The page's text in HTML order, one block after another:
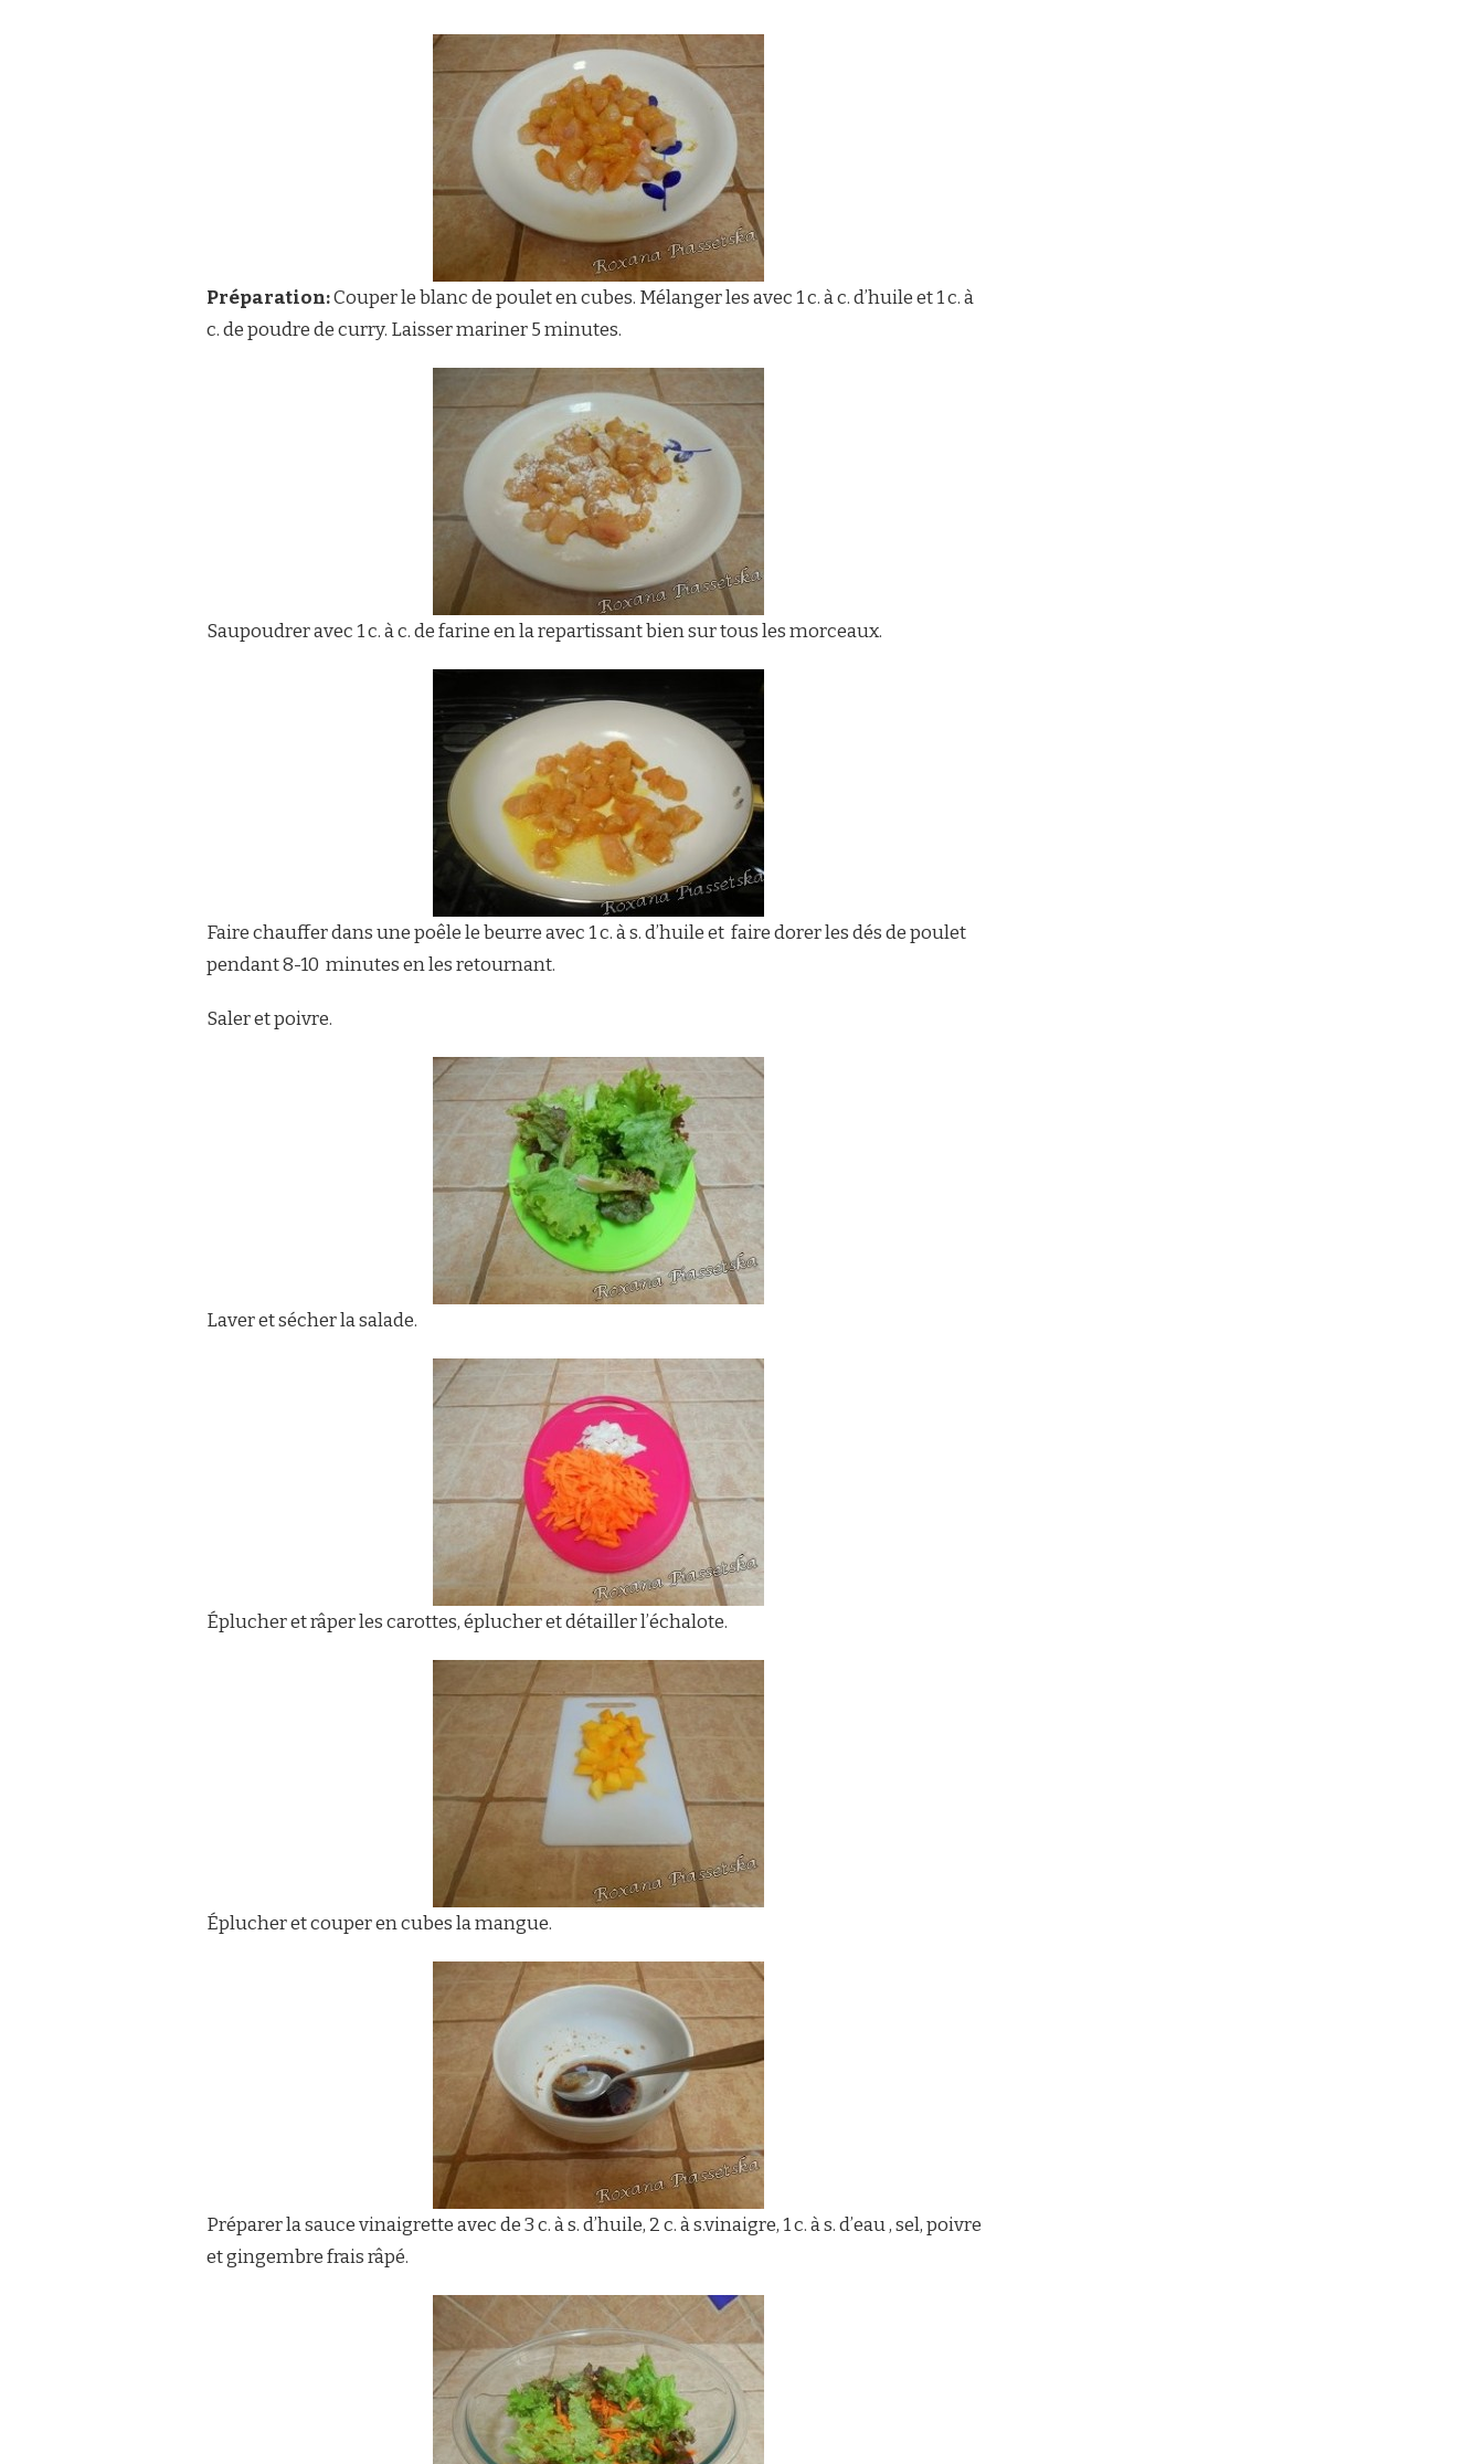
Préparation:Couper le blanc de poulet en cubes. Mélanger les avec 1 c. à c. d’huile et 1 c. à
c. de poudre de curry. Laisser mariner 5 minutes.
Saupoudrer avec 1 c. à c. de farine en la repartissant bien sur tous les morceaux.
Faire chauffer dans une poêle le beurre avec 1 c. à s. d’huile et faire dorer les dés de poulet
pendant 8-10 minutes en les retournant.
Saler et poivre.
Laver et sécher la salade.
Éplucher et râper les carottes, éplucher et détailler l’échalote.
Éplucher et couper en cubes la mangue.
Préparer la sauce vinaigrette avec de 3 c. à s. d’huile, 2 c. à s.vinaigre, 1 c. à s. d’eau , sel, poivre
et gingembre frais râpé.